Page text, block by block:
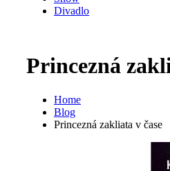
Divadlo
Princezná
Home
Blog
Princezná zakliata v čase